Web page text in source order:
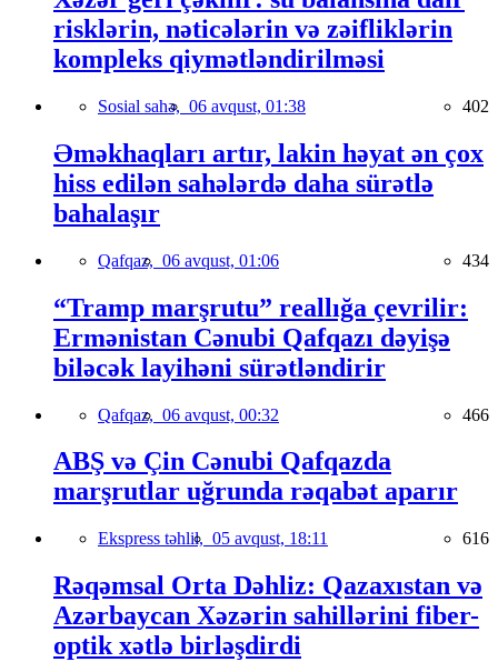
risklərin, nəticələrin və zəifliklərin
kompleks qiymətləndirilməsi
Sosial sahə, 06 avqust, 01:38 402
Əməkhaqları artır, lakin həyat ən çox
hiss edilən sahələrdə daha sürətlə
bahalaşır
Qafqaz, 06 avqust, 01:06 434
“Tramp marşrutu” reallığa çevrilir:
Ermənistan Cənubi Qafqazı dəyişə
biləcək layihəni sürətləndirir
Qafqaz, 06 avqust, 00:32 466
ABŞ və Çin Cənubi Qafqazda
marşrutlar uğrunda rəqabət aparır
Ekspress təhlil, 05 avqust, 18:11 616
Rəqəmsal Orta Dəhliz: Qazaxıstan və
Azərbaycan Xəzərin sahillərini fiber-
optik xətlə birləşdirdi